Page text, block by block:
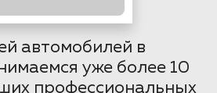
автомобилей в
уже более 10
профессиональных